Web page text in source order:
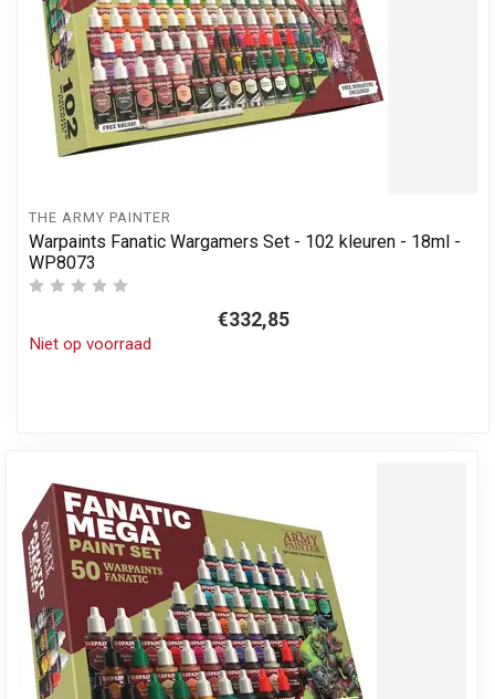
THE ARMY PAINTER
Warpaints Fanatic Wargamers Set - 102 kleuren - 18ml -
WP8073
€332,85
Niet op voorraad